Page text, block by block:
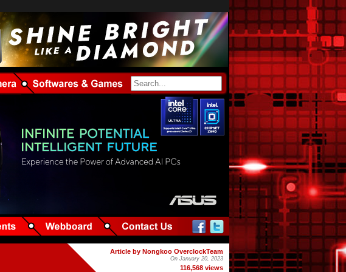
Article by Nongkoo OverclockTeam
On January 20, 2023
116,568 views